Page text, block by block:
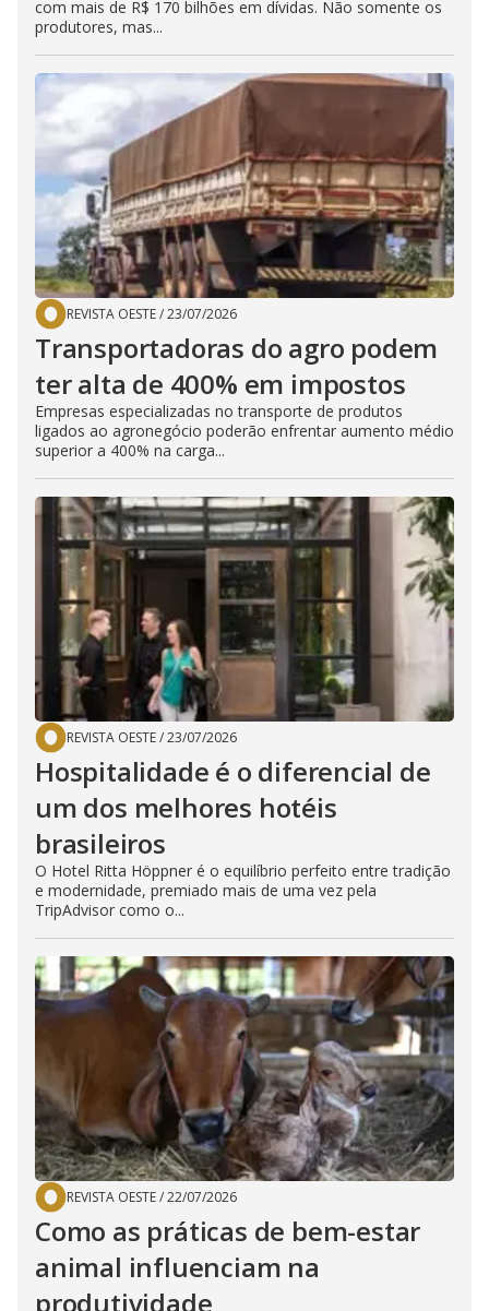
com mais de R$ 170 bilhões em dívidas. Não somente os
produtores, mas...
REVISTA OESTE/23/07/2026
Transportadoras do agro podem
ter alta de 400% em impostos
Empresas especializadas no transporte de produtos
ligados ao agronegócio poderão enfrentar aumento médio
superior a 400% na carga...
REVISTA OESTE/23/07/2026
Hospitalidade é o diferencial de
um dos melhores hotéis
brasileiros
O Hotel Ritta Höppner é o equilíbrio perfeito entre tradição
e modernidade, premiado mais de uma vez pela
TripAdvisor como o...
REVISTA OESTE/22/07/2026
Como as práticas de bem-estar
animal influenciam na
produtividade